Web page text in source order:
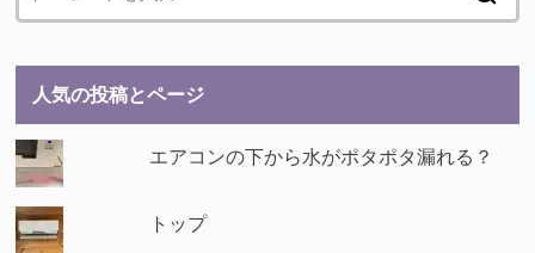
人気の投稿とページ
エアコンの下から水がポタポタ漏れる？
トップ